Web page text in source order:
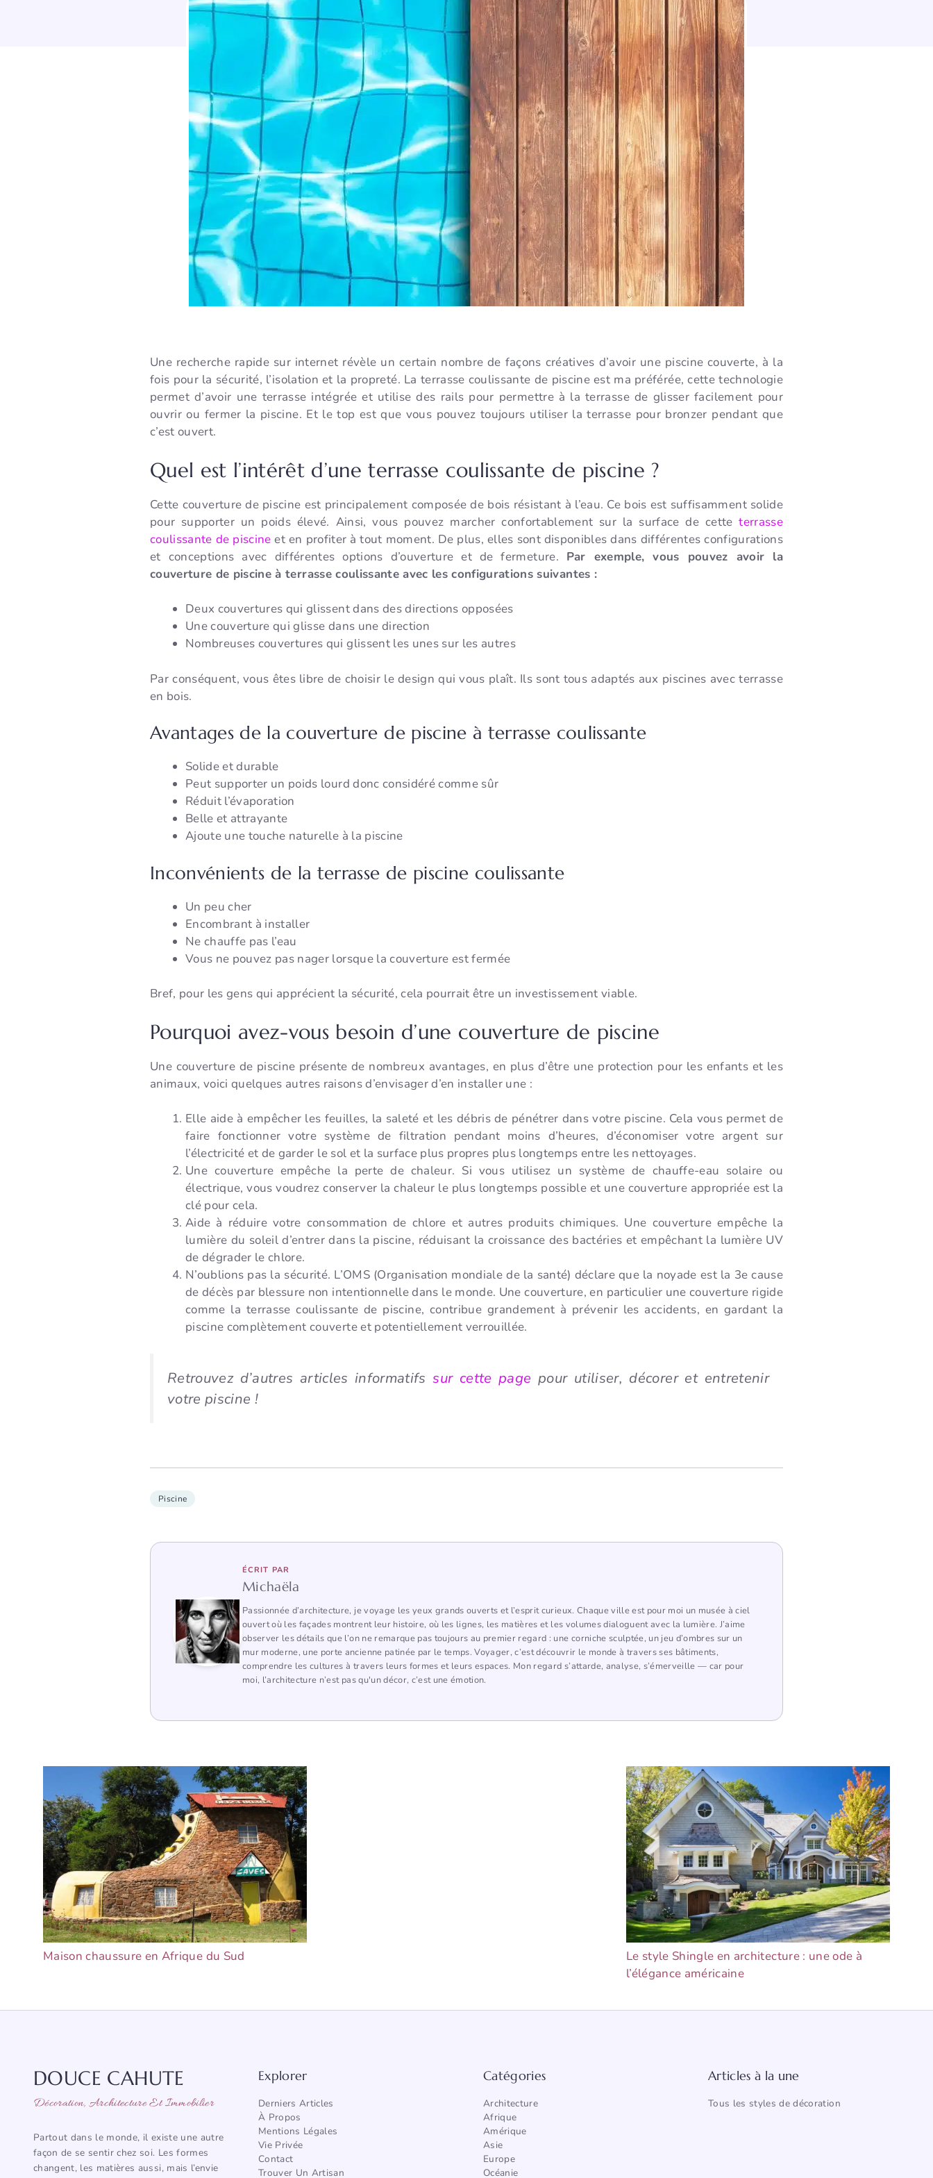
Une recherche rapide sur internet révèle un certain nombre de façons créatives d’avoir une piscine couverte, à la
fois pour la sécurité, l’isolation et la propreté. La terrasse coulissante de piscine est ma préférée, cette technologie
permet d’avoir une terrasse intégrée et utilise des rails pour permettre à la terrasse de glisser facilement pour
ouvrir ou fermer la piscine. Et le top est que vous pouvez toujours utiliser la terrasse pour bronzer pendant que
c’est ouvert.
Quel est l’intérêt d’une terrasse coulissante de piscine ?
Cette couverture de piscine est principalement composée de bois résistant à l’eau. Ce bois est suffisamment solide
pour supporter un poids élevé. Ainsi, vous pouvez marcher confortablement sur la surface de cetteterrasse
coulissante de piscine et en profiter à tout moment. De plus, elles sont disponibles dans différentes configurations
et conceptions avec différentes options d’ouverture et de fermeture. Par exemple, vous pouvez avoir la
couverture de piscine à terrasse coulissante avec les configurations suivantes :
Deux couvertures qui glissent dans des directions opposées
Une couverture qui glisse dans une direction
Nombreuses couvertures qui glissent les unes sur les autres
Par conséquent, vous êtes libre de choisir le design qui vous plaît. Ils sont tous adaptés aux piscines avec terrasse
en bois.
Avantages de la couverture de piscine à terrasse coulissante
Solide et durable
Peut supporter un poids lourd donc considéré comme sûr
Réduit l’évaporation
Belle et attrayante
Ajoute une touche naturelle à la piscine
Inconvénients de la terrasse de piscine coulissante
Un peu cher
Encombrant à installer
Ne chauffe pas l’eau
Vous ne pouvez pas nager lorsque la couverture est fermée
Bref, pour les gens qui apprécient la sécurité, cela pourrait être un investissement viable.
Pourquoi avez-vous besoin d’une couverture de piscine
Une couverture de piscine présente de nombreux avantages, en plus d’être une protection pour les enfants et les
animaux, voici quelques autres raisons d’envisager d’en installer une :
Elle aide à empêcher les feuilles, la saleté et les débris de pénétrer dans votre piscine. Cela vous permet de
faire fonctionner votre système de filtration pendant moins d’heures, d’économiser votre argent sur
l’électricité et de garder le sol et la surface plus propres plus longtemps entre les nettoyages.
Une couverture empêche la perte de chaleur. Si vous utilisez un système de chauffe-eau solaire ou
électrique, vous voudrez conserver la chaleur le plus longtemps possible et une couverture appropriée est la
clé pour cela.
Aide à réduire votre consommation de chlore et autres produits chimiques. Une couverture empêche la
lumière du soleil d’entrer dans la piscine, réduisant la croissance des bactéries et empêchant la lumière UV
de dégrader le chlore.
N’oublions pas la sécurité. L’OMS (Organisation mondiale de la santé) déclare que la noyade est la 3e cause
de décès par blessure non intentionnelle dans le monde. Une couverture, en particulier une couverture rigide
comme la terrasse coulissante de piscine, contribue grandement à prévenir les accidents, en gardant la
piscine complètement couverte et potentiellement verrouillée.
Retrouvez d’autres articles informatifssur cette page pour utiliser, décorer et entretenir
votre piscine !
Piscine
ÉCRIT PAR
Michaëla
Passionnée d’architecture, je voyage les yeux grands ouverts et l’esprit curieux. Chaque ville est pour moi un musée à ciel
ouvert où les façades montrent leur histoire, où les lignes, les matières et les volumes dialoguent avec la lumière. J’aime
observer les détails que l’on ne remarque pas toujours au premier regard : une corniche sculptée, un jeu d’ombres sur un
mur moderne, une porte ancienne patinée par le temps. Voyager, c’est découvrir le monde à travers ses bâtiments,
comprendre les cultures à travers leurs formes et leurs espaces. Mon regard s’attarde, analyse, s’émerveille — car pour
moi, l’architecture n’est pas qu'un décor, c’est une émotion.
Maison chaussure en Afrique du Sud
Le style Shingle en architecture : une ode à
l’élégance américaine
DOUCE CAHUTE
Décoration, Architecture Et Immobilier
Partout dans le monde, il existe une autre
façon de se sentir chez soi. Les formes
changent, les matières aussi, mais l’envie
Explorer
Derniers Articles
À Propos
Mentions Légales
Vie Privée
Contact
Trouver Un Artisan
Catégories
Architecture
Afrique
Amérique
Asie
Europe
Océanie
Articles à la une
Tous les styles de décoration